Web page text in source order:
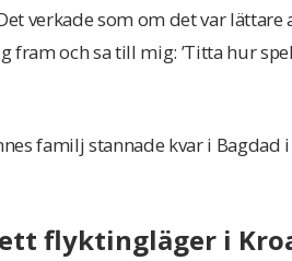
verkade som om det var
fram och sa till mig: ’Titta hur
familj stannade kvar i
flyktingläger i